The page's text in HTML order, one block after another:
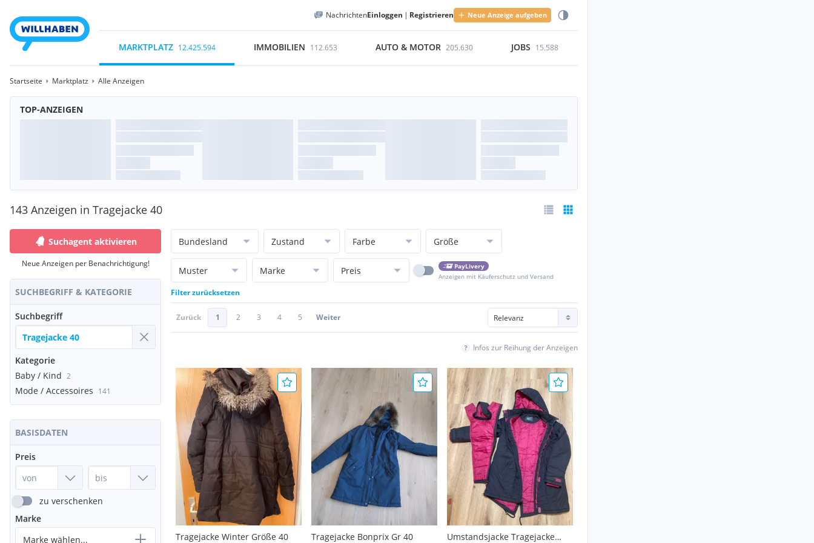
NachrichtenEinloggen | Registrieren Neue Anzeige aufgeben
MARKTPLATZ 12.425.594 IMMOBILIEN 112.653 AUTO & MOTOR 205.630 JOBS 15.588
Startseite Marktplatz Alle Anzeigen
TOP-ANZEIGEN
143 Anzeigen in Tragejacke 40
Suchagent aktivieren
Neue Anzeigen per Benachrichtigung!
SUCHBEGRIFF & KATEGORIE
Suchbegriff
Kategorie
Baby / Kind 2
Mode / Accessoires 141
BASISDATEN
Preis
zu verschenken
Marke
Marke wählen...
Bundesland Zustand Farbe Größe
Muster Marke Preis
PayLivery
Anzeigen mit Käuferschutz und Versand
Filter zurücksetzen
Zurück 1 2 3 4 5 Weiter
Infos zur Reihung der Anzeigen
Tragejacke Winter Größe 40
Tragejacke Bonprix Gr 40
Umstandsjacke Tragejacke